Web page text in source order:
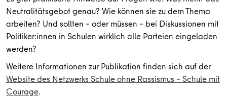
Neutralitätsgebot genau? Wie können sie zu dem Thema
arbeiten? Und sollten – oder müssen – bei Diskussionen mit
Politiker:innen in Schulen wirklich alle Parteien eingeladen
werden?
Weitere Informationen zur Publikation finden sich auf der
Website des Netzwerks Schule ohne Rassismus – Schule mit
Courage.